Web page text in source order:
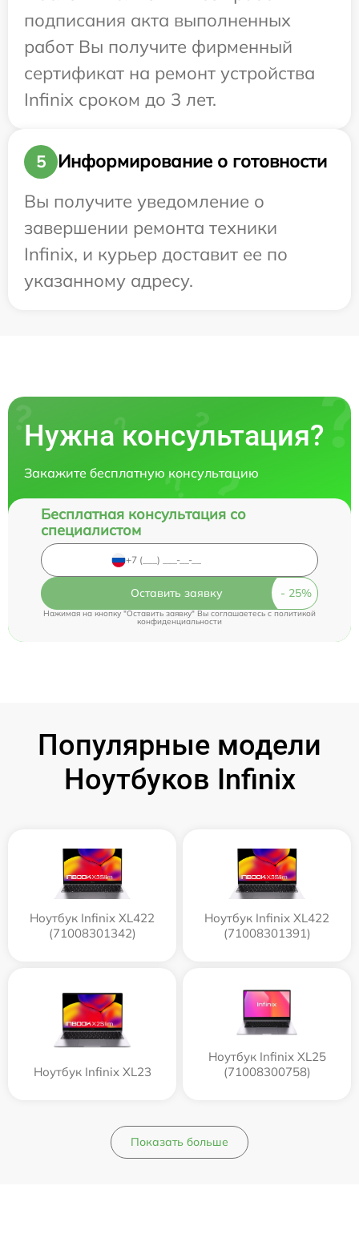
подписания акта выполненных
работ Вы получите фирменный
сертификат на ремонт устройства
Infinix сроком до 3 лет.
5
Информирование о готовности
Вы получите уведомление о
завершении ремонта техники
Infinix, и курьер доставит ее по
указанному адресу.
Нужна консультация?
Закажите бесплатную консультацию
Бесплатная консультация со
специалистом
Оставить заявку
Нажимая на кнопку "Оставить заявку" Вы соглашаетесь cполитикой
конфиденциальности
Популярные модели
Ноутбуков Infinix
Ноутбук Infinix XL422
(71008301342)
Ноутбук Infinix XL422
(71008301391)
Ноутбук Infinix XL23
Ноутбук Infinix XL25
(71008300758)
Показать больше